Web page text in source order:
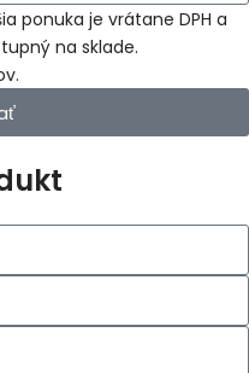
ponuka je vrátane DPH a
na sklade.